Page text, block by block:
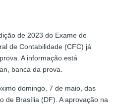
de 2023 do Exame de
de Contabilidade (CFC) já
A informação está
banca da prova.
domingo, 7 de maio, das
de Brasília (DF). A aprovação na